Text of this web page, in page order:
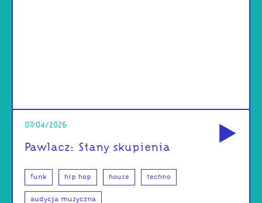
07/04/2026
Pawlacz: Stany skupienia
funk hip hop house techno
audycja muzyczna